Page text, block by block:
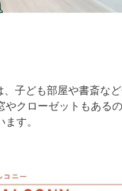
、子ども部屋や書斎な
やクローゼットもある
す。